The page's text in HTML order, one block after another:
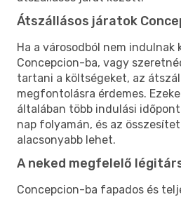
Átszállásos járatok
Ha a városodból nem
Concepcion-ba, vagy
tartani a költségeket, az
megfontolásra érdemes.
általában több indulási
nap folyamán, és az
alacsonyabb lehet.
A neked megfelelő
Concepcion-ba fapados és